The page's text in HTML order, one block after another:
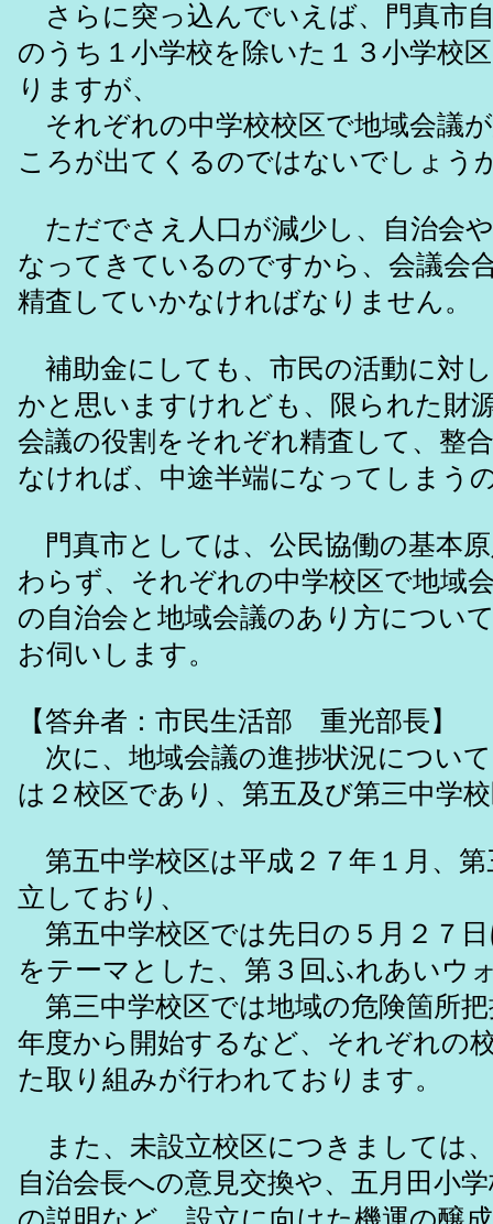
さらに突っ込んでいえば、門真市
のうち１小学校を除いた１３小学校
りますが、
それぞれの中学校校区で地域会議
ころが出てくるのではないでしょう
ただでさえ人口が減少し、自治会
なってきているのですから、会議会
精査していかなければなりません。
補助金にしても、市民の活動に対
かと思いますけれども、限られた財
会議の役割をそれぞれ精査して、整
なければ、中途半端になってしまう
門真市としては、公民協働の基本
わらず、それぞれの中学校区で地域
の自治会と地域会議のあり方につい
お伺いします。
【答弁者：市民生活部 重光部長】
次に、地域会議の進捗状況につい
は２校区であり、第五及び第三中学
第五中学校区は平成２７年１月、
立しており、
第五中学校区では先日の５月２７
をテーマとした、第３回ふれあいウ
第三中学校区では地域の危険箇所
年度から開始するなど、それぞれの
た取り組みが行われております。
また、未設立校区につきましては
自治会長への意見交換や、五月田小